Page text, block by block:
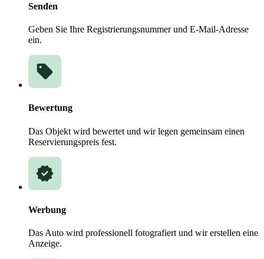
Senden
Geben Sie Ihre Registrierungsnummer und E-Mail-Adresse
ein.
Bewertung
Das Objekt wird bewertet und wir legen gemeinsam einen
Reservierungspreis fest.
Werbung
Das Auto wird professionell fotografiert und wir erstellen eine
Anzeige.